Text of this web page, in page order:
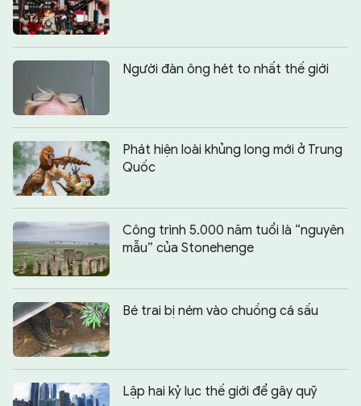
Người đàn ông hét to nhất thế giới
Phát hiện loài khủng long mới ở Trung
Quốc
Công trình 5.000 năm tuổi là “nguyên
mẫu” của Stonehenge
Bé trai bị ném vào chuồng cá sấu
Lập hai kỷ lục thế giới để gây quỹ